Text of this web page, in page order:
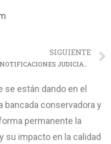
SIGUIENTE
NOTIFICACIONES JUDICIALES
están dando en el
bancada conservadora y
permanente la
su impacto en la calidad